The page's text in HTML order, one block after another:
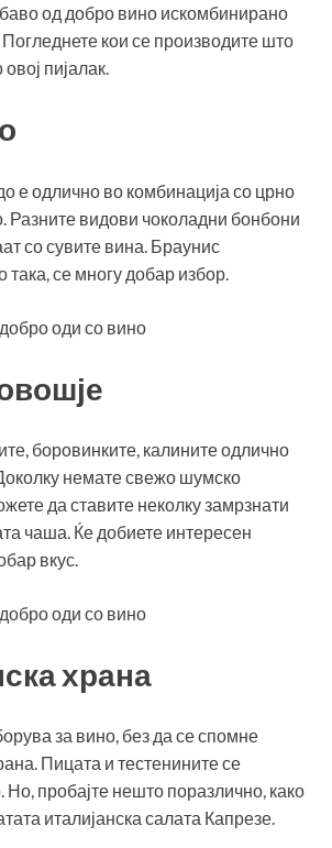
од добро вино искомбинирано
кои се производите што
пијалак.
е одлично во комбинација со црно
Разните видови чоколадни бонбони
со сувите вина. Браунис
така, се многу добар избор.
боровинките, калините одлично
немате свежо шумско
да ставите неколку замрзнати
чаша. Ќе добиете интересен
вкус.
храна
за вино, без да се спомне
Пицата и тестенините се
Но, пробајте нешто поразлично, како
италијанска салата Капрезе.